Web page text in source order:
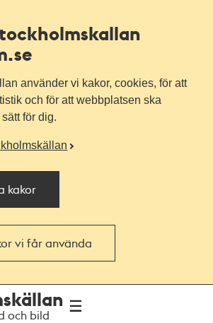
använder vi kakor, cookies, för att
och för att webbplatsen ska
för dig.
kakor
vi får använda
och bild